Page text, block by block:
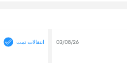
03/08/26 انتقالات تمت